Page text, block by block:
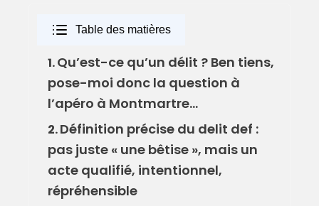
Table des matières
1.Qu’est-ce qu’un délit ? Ben tiens,
pose-moi donc la question à
l’apéro à Montmartre…
2.Définition précise du delit def :
pas juste « une bêtise », mais un
acte qualifié, intentionnel,
répréhensible